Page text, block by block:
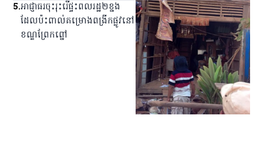
5.អាជ្ញាធរ​ចុះ​រុះរើ​ផ្ទះ​ពលរដ្ឋ​២​ខ្នង​
ដែល​ប៉ះពាល់​គម្រោង​ពង្រីក​ផ្លូវ​នៅ​
ខណ្ឌ​ព្រែកព្នៅ